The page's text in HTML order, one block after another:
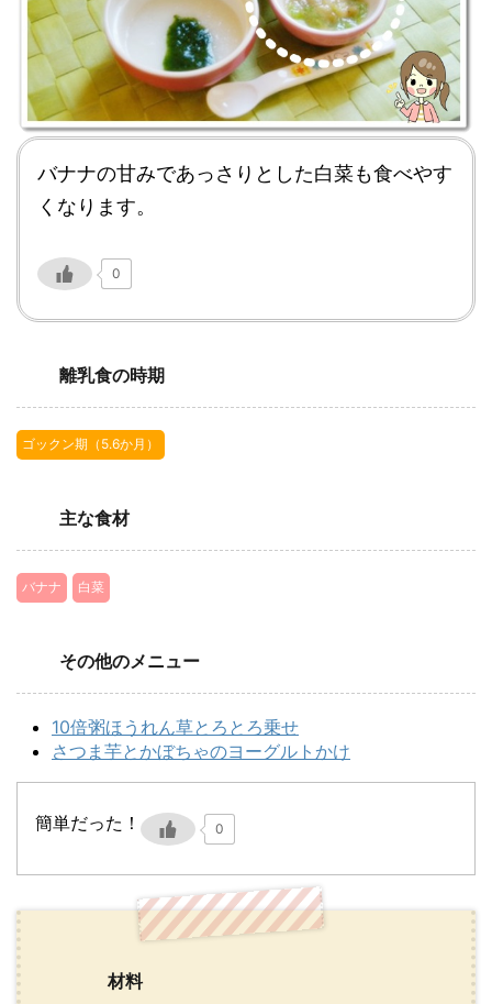
バナナの甘みであっさりとした白菜も食べやす
くなります。
0
離乳食の時期
ゴックン期（5.6か月）
主な食材
バナナ 白菜
その他のメニュー
10倍粥ほうれん草とろとろ乗せ
さつま芋とかぼちゃのヨーグルトかけ
簡単だった！ 0
材料